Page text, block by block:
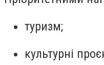
туризм;
культурні